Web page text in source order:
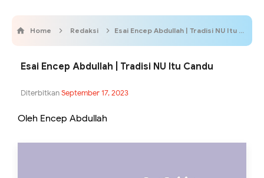
Home Redaksi Esai Encep Abdullah | Tradisi NU Itu Candu
Esai Encep Abdullah | Tradisi NU Itu Candu
DiterbitkanSeptember 17, 2023
Oleh Encep Abdullah